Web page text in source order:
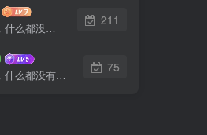
这家伙很懒，什么都没有写...
211
这家伙很懒，什么都没有写...
75